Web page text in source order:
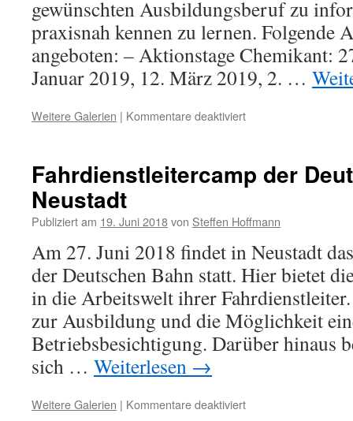
gewünschten Ausbildungsberuf zu
praxisnah kennen zu lernen. Folgende
angeboten: – Aktionstage Chemikant:
Januar 2019, 12. März 2019, 2. …
Weitere Galerien | Kommentare deaktiviert
Fahrdienstleitercamp der
Neustadt
Publiziert am 19. Juni 2018von Steffen Hoffmann
Am 27. Juni 2018 findet in Neustadt
der Deutschen Bahn statt. Hier bietet
in die Arbeitswelt ihrer
zur Ausbildung und die Möglichkeit
Betriebsbesichtigung. Darüber hinaus
sich … Weiterlesen →
Weitere Galerien | Kommentare deaktiviert